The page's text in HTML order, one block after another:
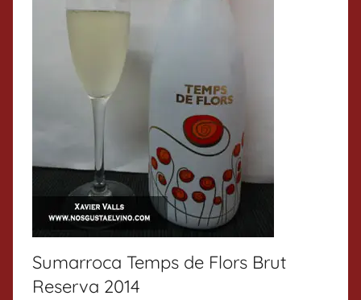
Sumarroca Temps de Flors Brut
Reserva 2014